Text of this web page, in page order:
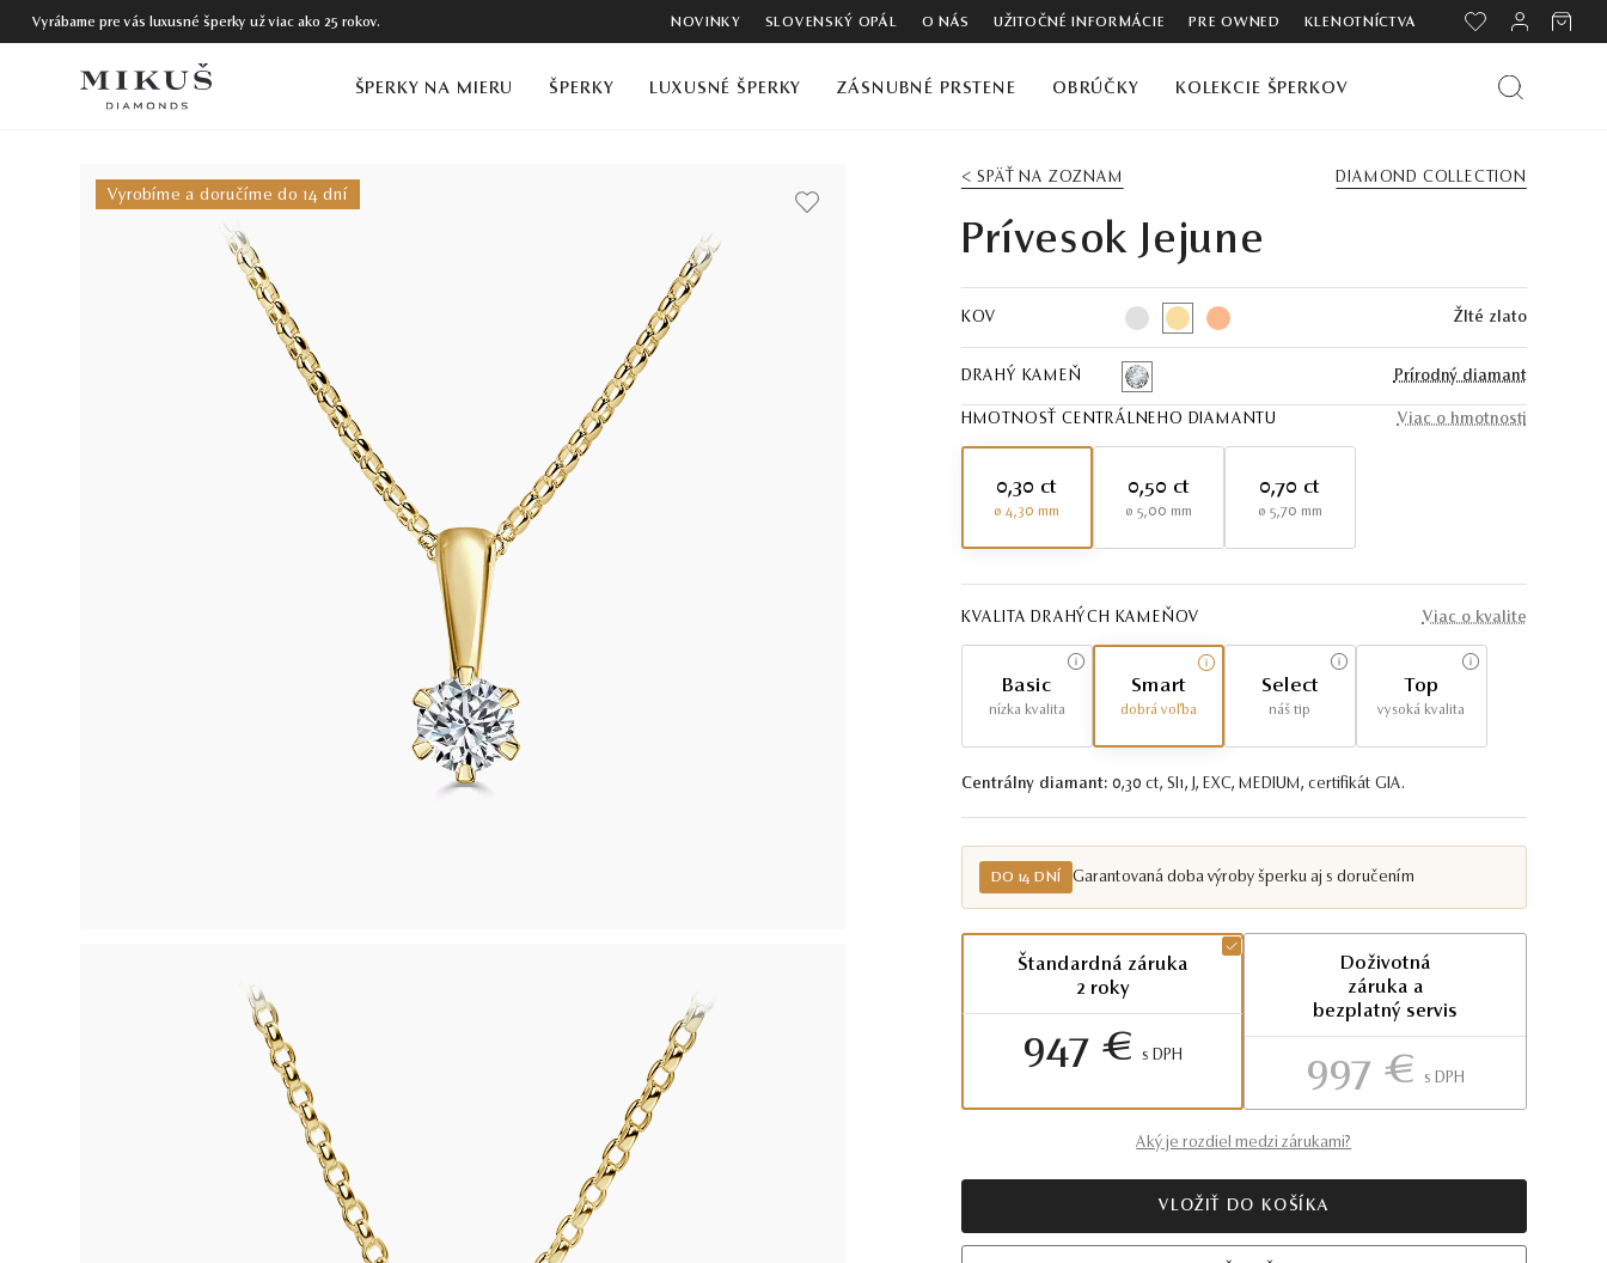
Vyrábame pre vás luxusné šperky už viac ako 25 rokov. NOVINKY SLOVENSKÝ OPÁL O NÁS UŽITOČNÉ INFORMÁCIE PRE OWNED KLENOTNÍCTVA
ŠPERKY NA MIERU ŠPERKY LUXUSNÉ ŠPERKY ZÁSNUBNÉ PRSTENE OBRÚČKY KOLEKCIE ŠPERKOV
Vyrobíme a doručíme do 14 dní
< SPÄŤ NA ZOZNAM DIAMOND COLLECTION
Prívesok Jejune
KOV Žlté zlato
DRAHÝ KAMEŇ Prírodný diamant
HMOTNOSŤ CENTRÁLNEHO DIAMANTU Viac o hmotnosti
0,30 ct
ø 4,30 mm
0,50 ct
ø 5,00 mm
0,70 ct
ø 5,70 mm
KVALITA DRAHÝCH KAMEŇOV Viac o kvalite
Basic
nízka kvalita
Smart
dobrá voľba
Select
náš tip
Top
vysoká kvalita
Centrálny diamant: 0,30 ct, SI1, J, EXC, MEDIUM, certifikát GIA.
DO 14 DNÍ Garantovaná doba výroby šperku aj s doručením
Štandardná záruka
2 roky
947 € S DPH
Doživotná
záruka a
bezplatný servis
997 € S DPH
Aký je rozdiel medzi zárukami?
VLOŽIŤ DO KOŠÍKA